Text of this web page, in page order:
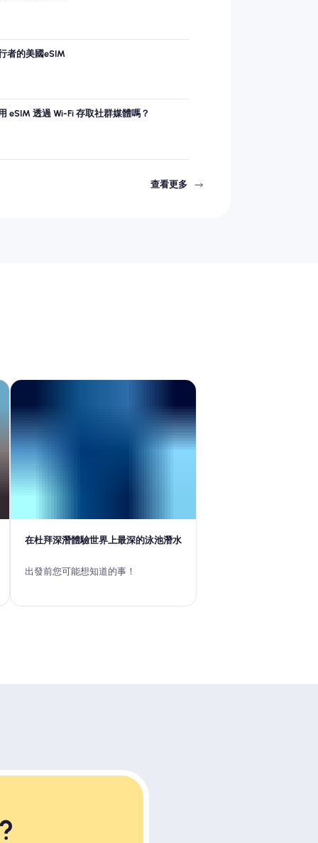
者的美國eSIM
eSIM 透過 Wi-Fi 存取社群媒體嗎？
查看更多
在杜拜深潛體驗世界上最深的泳池潛水
出發前您可能想知道的事！